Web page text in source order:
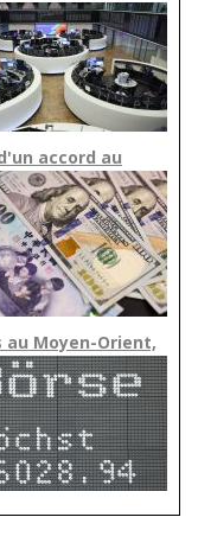
accord au
au Moyen-Orient,